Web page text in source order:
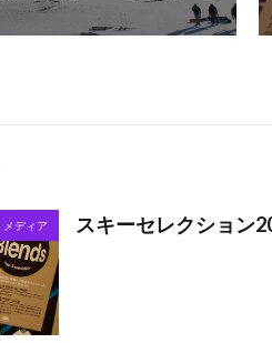
メディア スキーセレクション